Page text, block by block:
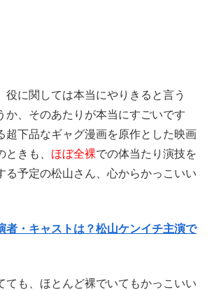
役に関しては本当にやりきると言う
か、そのあたりが本当にすごいです
超下品なギャグ漫画を原作とした映画
ときも、 ほぼ全裸での体当たり演技を
る予定の松山さん、心からかっこいい
者・キャストは？松山ケンイチ主演で
ても、ほとんど裸でいてもかっこいい